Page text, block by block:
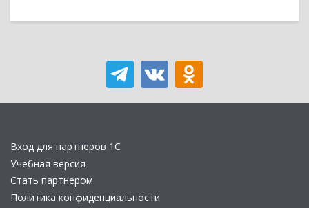
Вход для партнеров 1С
Учебная версия
Стать партнером
Политика конфиденциальности